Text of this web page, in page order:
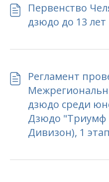
Первенство
дзюдо до 13 лет
Регламент
дзюдо среди
Дзюдо "Триумф
Дивизон), 1